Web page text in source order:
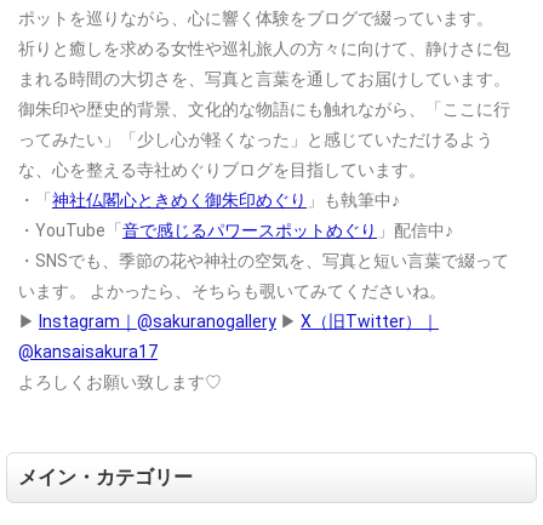
ポットを巡りながら、心に響く体験をブログで綴っています。
祈りと癒しを求める女性や巡礼旅人の方々に向けて、静けさに包
まれる時間の大切さを、写真と言葉を通してお届けしています。
御朱印や歴史的背景、文化的な物語にも触れながら、「ここに行
ってみたい」「少し心が軽くなった」と感じていただけるよう
な、心を整える寺社めぐりブログを目指しています。
・「 神社仏閣心ときめく御朱印めぐり 」も執筆中♪
・YouTube「 音で感じるパワースポットめぐり 」配信中♪
・SNSでも、季節の花や神社の空気を、写真と短い言葉で綴って
います。
よかったら、そちらも覗いてみてくださいね。
▶ Instagram｜@sakuranogallery ▶ X（旧Twitter）｜
@kansaisakura17
よろしくお願い致します♡
メイン・カテゴリー